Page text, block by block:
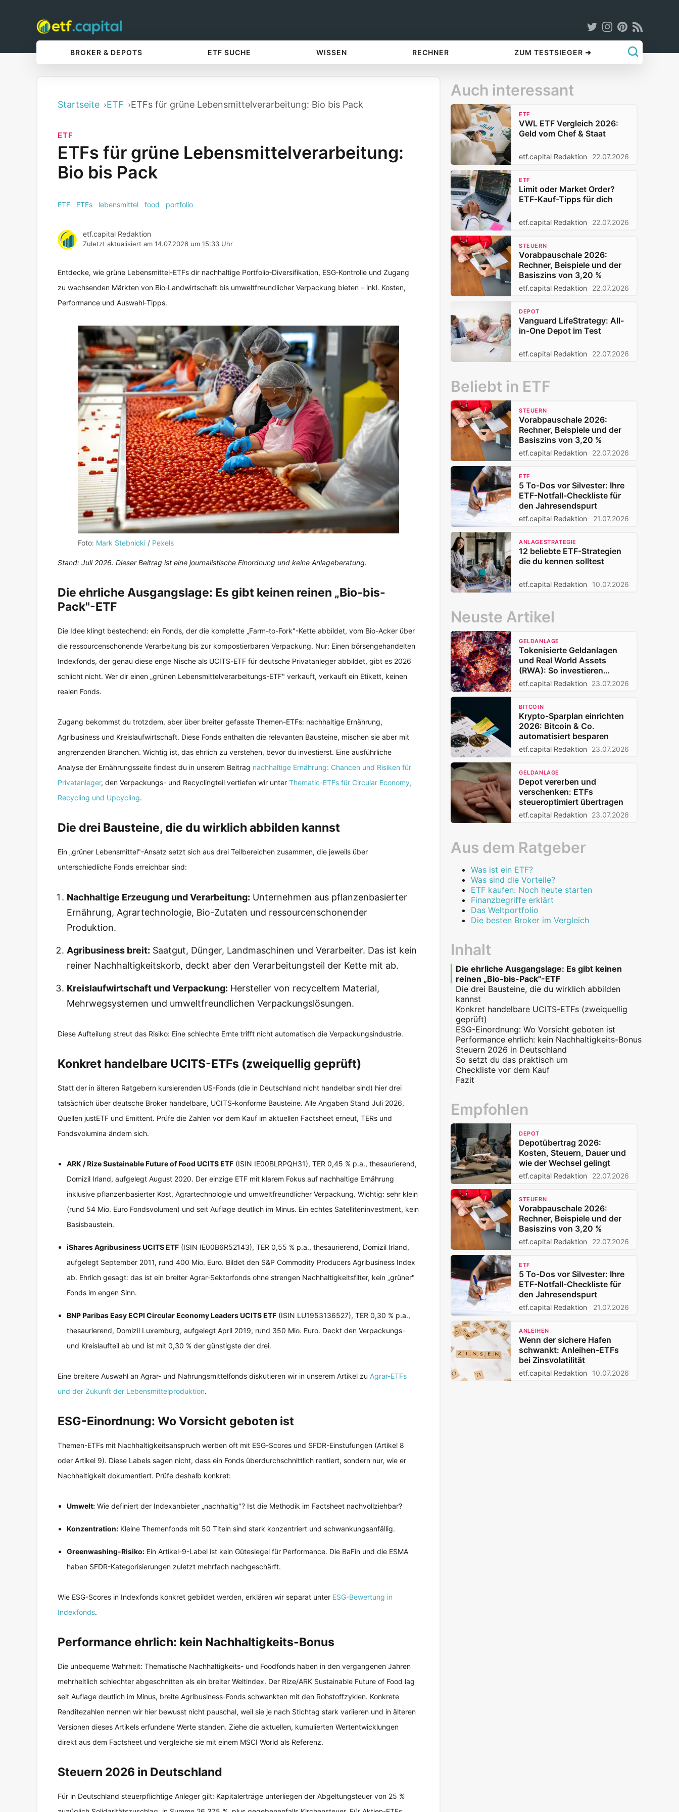
BROKER & DEPOTS ETF SUCHE WISSEN RECHNER ZUM TESTSIEGER ➜
Startseite ETF ETFs für grüne Lebensmittelverarbeitung: Bio bis Pack
ETF
ETFs für grüne Lebensmittelverarbeitung:
Bio bis Pack
ETF ETFs lebensmittel food portfolio
etf.capital Redaktion
Zuletzt aktualisiert am 14.07.2026 um 15:33 Uhr
Entdecke, wie grüne Lebensmittel-ETFs dir nachhaltige Portfolio‑Diversifikation, ESG‑Kontrolle und Zugang
zu wachsenden Märkten von Bio‑Landwirtschaft bis umweltfreundlicher Verpackung bieten – inkl. Kosten,
Performance und Auswahl‑Tipps.
Foto: Mark Stebnicki / Pexels
Stand: Juli 2026. Dieser Beitrag ist eine journalistische Einordnung und keine Anlageberatung.
Die ehrliche Ausgangslage: Es gibt keinen reinen „Bio-bis-
Pack"-ETF
Die Idee klingt bestechend: ein Fonds, der die komplette „Farm-to-Fork"-Kette abbildet, vom Bio-Acker über
die ressourcenschonende Verarbeitung bis zur kompostierbaren Verpackung. Nur: Einen börsengehandelten
Indexfonds, der genau diese enge Nische als UCITS-ETF für deutsche Privatanleger abbildet, gibt es 2026
schlicht nicht. Wer dir einen „grünen Lebensmittelverarbeitungs-ETF" verkauft, verkauft ein Etikett, keinen
realen Fonds.
Zugang bekommst du trotzdem, aber über breiter gefasste Themen-ETFs: nachhaltige Ernährung,
Agribusiness und Kreislaufwirtschaft. Diese Fonds enthalten die relevanten Bausteine, mischen sie aber mit
angrenzenden Branchen. Wichtig ist, das ehrlich zu verstehen, bevor du investierst. Eine ausführliche
Analyse der Ernährungsseite findest du in unserem Beitrag nachhaltige Ernährung: Chancen und Risiken für
Privatanleger, den Verpackungs- und Recyclingteil vertiefen wir unter Thematic-ETFs für Circular Economy,
Recycling und Upcycling.
Die drei Bausteine, die du wirklich abbilden kannst
Ein „grüner Lebensmittel"-Ansatz setzt sich aus drei Teilbereichen zusammen, die jeweils über
unterschiedliche Fonds erreichbar sind:
Nachhaltige Erzeugung und Verarbeitung: Unternehmen aus pflanzenbasierter
Ernährung, Agrartechnologie, Bio-Zutaten und ressourcenschonender
Produktion.
Agribusiness breit: Saatgut, Dünger, Landmaschinen und Verarbeiter. Das ist kein
reiner Nachhaltigkeitskorb, deckt aber den Verarbeitungsteil der Kette mit ab.
Kreislaufwirtschaft und Verpackung: Hersteller von recyceltem Material,
Mehrwegsystemen und umweltfreundlichen Verpackungslösungen.
Diese Aufteilung streut das Risiko: Eine schlechte Ernte trifft nicht automatisch die Verpackungsindustrie.
Konkret handelbare UCITS-ETFs (zweiquellig geprüft)
Statt der in älteren Ratgebern kursierenden US-Fonds (die in Deutschland nicht handelbar sind) hier drei
tatsächlich über deutsche Broker handelbare, UCITS-konforme Bausteine. Alle Angaben Stand Juli 2026,
Quellen justETF und Emittent. Prüfe die Zahlen vor dem Kauf im aktuellen Factsheet erneut, TERs und
Fondsvolumina ändern sich.
ARK / Rize Sustainable Future of Food UCITS ETF (ISIN IE00BLRPQH31), TER 0,45 % p.a., thesaurierend,
Domizil Irland, aufgelegt August 2020. Der einzige ETF mit klarem Fokus auf nachhaltige Ernährung
inklusive pflanzenbasierter Kost, Agrartechnologie und umweltfreundlicher Verpackung. Wichtig: sehr klein
(rund 54 Mio. Euro Fondsvolumen) und seit Auflage deutlich im Minus. Ein echtes Satelliteninvestment, kein
Basisbaustein.
iShares Agribusiness UCITS ETF (ISIN IE00B6R52143), TER 0,55 % p.a., thesaurierend, Domizil Irland,
aufgelegt September 2011, rund 400 Mio. Euro. Bildet den S&P Commodity Producers Agribusiness Index
ab. Ehrlich gesagt: das ist ein breiter Agrar-Sektorfonds ohne strengen Nachhaltigkeitsfilter, kein „grüner"
Fonds im engen Sinn.
BNP Paribas Easy ECPI Circular Economy Leaders UCITS ETF (ISIN LU1953136527), TER 0,30 % p.a.,
thesaurierend, Domizil Luxemburg, aufgelegt April 2019, rund 350 Mio. Euro. Deckt den Verpackungs-
und Kreislaufteil ab und ist mit 0,30 % der günstigste der drei.
Eine breitere Auswahl an Agrar- und Nahrungsmittelfonds diskutieren wir in unserem Artikel zu Agrar-ETFs
und der Zukunft der Lebensmittelproduktion.
ESG-Einordnung: Wo Vorsicht geboten ist
Themen-ETFs mit Nachhaltigkeitsanspruch werben oft mit ESG-Scores und SFDR-Einstufungen (Artikel 8
oder Artikel 9). Diese Labels sagen nicht, dass ein Fonds überdurchschnittlich rentiert, sondern nur, wie er
Nachhaltigkeit dokumentiert. Prüfe deshalb konkret:
Umwelt: Wie definiert der Indexanbieter „nachhaltig"? Ist die Methodik im Factsheet nachvollziehbar?
Konzentration: Kleine Themenfonds mit 50 Titeln sind stark konzentriert und schwankungsanfällig.
Greenwashing-Risiko: Ein Artikel-9-Label ist kein Gütesiegel für Performance. Die BaFin und die ESMA
haben SFDR-Kategorisierungen zuletzt mehrfach nachgeschärft.
Wie ESG-Scores in Indexfonds konkret gebildet werden, erklären wir separat unter ESG-Bewertung in
Indexfonds.
Performance ehrlich: kein Nachhaltigkeits-Bonus
Die unbequeme Wahrheit: Thematische Nachhaltigkeits- und Foodfonds haben in den vergangenen Jahren
mehrheitlich schlechter abgeschnitten als ein breiter Weltindex. Der Rize/ARK Sustainable Future of Food lag
seit Auflage deutlich im Minus, breite Agribusiness-Fonds schwankten mit den Rohstoffzyklen. Konkrete
Renditezahlen nennen wir hier bewusst nicht pauschal, weil sie je nach Stichtag stark variieren und in älteren
Versionen dieses Artikels erfundene Werte standen. Ziehe die aktuellen, kumulierten Wertentwicklungen
direkt aus dem Factsheet und vergleiche sie mit einem MSCI World als Referenz.
Steuern 2026 in Deutschland
Für in Deutschland steuerpflichtige Anleger gilt: Kapitalerträge unterliegen der Abgeltungsteuer von 25 %
Auch interessant
ETF
VWL ETF Vergleich 2026:
Geld vom Chef & Staat
etf.capital Redaktion 22.07.2026
ETF
Limit oder Market Order?
ETF-Kauf-Tipps für dich
etf.capital Redaktion 22.07.2026
STEUERN
Vorabpauschale 2026:
Rechner, Beispiele und der
Basiszins von 3,20 %
etf.capital Redaktion 22.07.2026
DEPOT
Vanguard LifeStrategy: All-
in-One Depot im Test
etf.capital Redaktion 22.07.2026
Beliebt in ETF
STEUERN
Vorabpauschale 2026:
Rechner, Beispiele und der
Basiszins von 3,20 %
etf.capital Redaktion 22.07.2026
ETF
5 To-Dos vor Silvester: Ihre
ETF-Notfall-Checkliste für
den Jahresendspurt
etf.capital Redaktion 21.07.2026
ANLAGESTRATEGIE
12 beliebte ETF-Strategien
die du kennen solltest
etf.capital Redaktion 10.07.2026
Neuste Artikel
GELDANLAGE
Tokenisierte Geldanlagen
und Real World Assets
(RWA): So investieren
Privatanleger 2026
etf.capital Redaktion 23.07.2026
BITCOIN
Krypto-Sparplan einrichten
2026: Bitcoin & Co.
automatisiert besparen
etf.capital Redaktion 23.07.2026
GELDANLAGE
Depot vererben und
verschenken: ETFs
steueroptimiert übertragen
etf.capital Redaktion 23.07.2026
Aus dem Ratgeber
Was ist ein ETF?
Was sind die Vorteile?
ETF kaufen: Noch heute starten
Finanzbegriffe erklärt
Das Weltportfolio
Die besten Broker im Vergleich
Inhalt
Die ehrliche Ausgangslage: Es gibt keinen
reinen „Bio-bis-Pack"-ETF
Die drei Bausteine, die du wirklich abbilden
kannst
Konkret handelbare UCITS-ETFs (zweiquellig
geprüft)
ESG-Einordnung: Wo Vorsicht geboten ist
Performance ehrlich: kein Nachhaltigkeits-Bonus
Steuern 2026 in Deutschland
So setzt du das praktisch um
Checkliste vor dem Kauf
Fazit
Empfohlen
DEPOT
Depotübertrag 2026:
Kosten, Steuern, Dauer und
wie der Wechsel gelingt
etf.capital Redaktion 22.07.2026
STEUERN
Vorabpauschale 2026:
Rechner, Beispiele und der
Basiszins von 3,20 %
etf.capital Redaktion 22.07.2026
ETF
5 To-Dos vor Silvester: Ihre
ETF-Notfall-Checkliste für
den Jahresendspurt
etf.capital Redaktion 21.07.2026
ANLEIHEN
Wenn der sichere Hafen
schwankt: Anleihen-ETFs
bei Zinsvolatilität
etf.capital Redaktion 10.07.2026